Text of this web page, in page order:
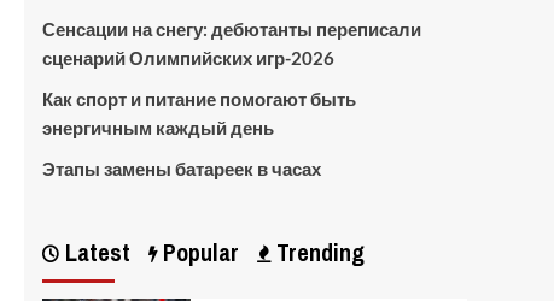
Сенсации на снегу: дебютанты переписали
сценарий Олимпийских игр-2026
Как спорт и питание помогают быть
энергичным каждый день
Этапы замены батареек в часах
Latest Popular Trending